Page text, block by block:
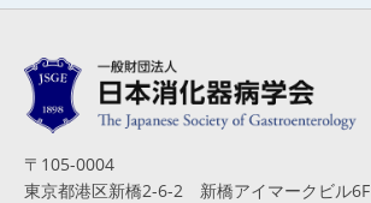
〒105-0004
東京都港区新橋2-6-2 新橋アイマークビル6F